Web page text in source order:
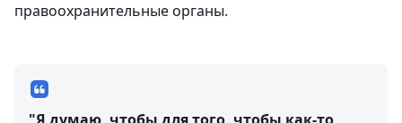
правоохранительные органы.